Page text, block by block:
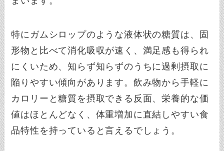
特にガムシロップのような液体状の糖質は、固
形物と比べて消化吸収が速く、満足感も得られ
にくいため、知らず知らずのうちに過剰摂取に
陥りやすい傾向があります。飲み物から手軽に
カロリーと糖質を摂取できる反面、栄養的な価
値はほとんどなく、体重増加に直結しやすい食
品特性を持っていると言えるでしょう。